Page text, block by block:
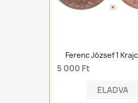
Ferenc József 1
5 000 Ft
ELADVA